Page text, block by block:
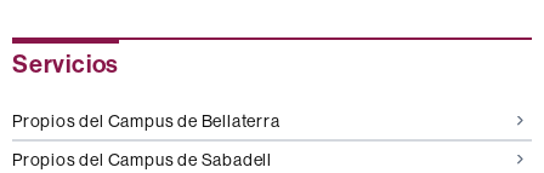
Información
Servicios
Propios del Campus de Bellaterra
Propios del Campus de Sabadell